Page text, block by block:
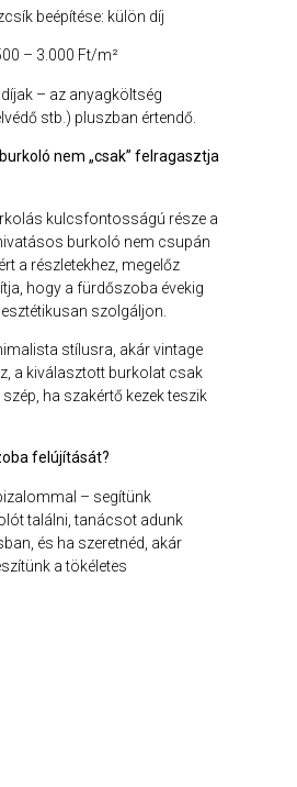
beépítése: külön díj
– 3.000 Ft/m²
– az anyagköltség
stb.) pluszban értendő.
nem „csak” felragasztja
kulcsfontosságú része a
burkoló nem csupán
a részletekhez, megelőz
hogy a fürdőszoba évekig
szolgáljon.
stílusra, akár vintage
a kiválasztott burkolat csak
ha szakértő kezek teszik
felújítását?
– segítünk
találni, tanácsot adunk
és ha szeretnéd, akár
a tökéletes